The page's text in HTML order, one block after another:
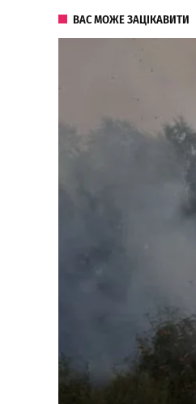
ВАС МОЖЕ ЗАЦІКАВИТИ